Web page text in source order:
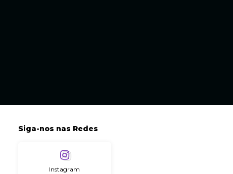
Siga-nos nas Redes
Instagram